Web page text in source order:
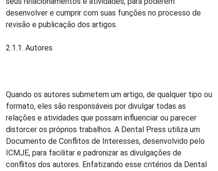
desenvolver e cumprir com suas funções no processo de
revisão e publicação dos artigos.
2.1.1. Autores
Quando os autores submetem um artigo, de qualquer tipo ou
formato, eles são responsáveis por divulgar todas as
relações e atividades que possam influenciar ou parecer
distorcer os próprios trabalhos. A Dental Press utiliza um
Documento de Conflitos de Interesses, desenvolvido pelo
ICMJE, para facilitar e padronizar as divulgações de
conflitos dos autores. Enfatizando esse critérios da Dental